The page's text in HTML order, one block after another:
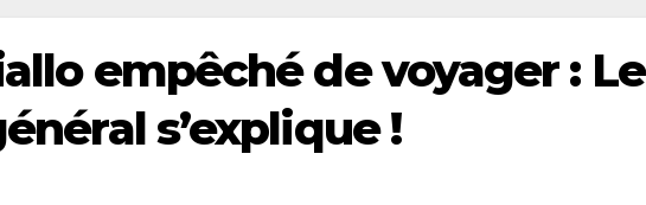
empêché de voyager : Le
s’explique !